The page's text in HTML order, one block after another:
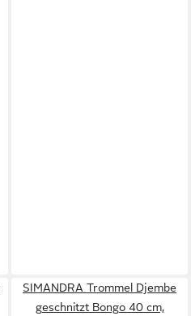
SIMANDRA Trommel Djembe
geschnitzt Bongo 40 cm,